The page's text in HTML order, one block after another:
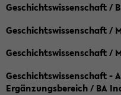
Geschichtswissenschaft /
Geschichtswissenschaft /
Geschichtswissenschaft /
Geschichtswissenschaft -
Ergänzungsbereich / BA